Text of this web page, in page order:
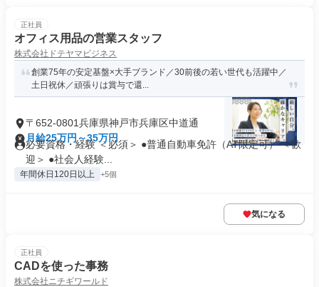
正社員
オフィス用品の営業スタッフ
株式会社ドテヤマビジネス
創業75年の安定基盤×大手ブランド／30前後の若い世代も活躍中／
土日祝休／頑張りは賞与で還...
〒652-0801兵庫県神戸市兵庫区中道通
月給25万円～35万円
必要資格・経験 ＜必須＞ ●普通自動車免許（AT限定可） ＜歓
迎＞ ●社会人経験...
年間休日120日以上 +5個
気になる
正社員
CADを使った事務
株式会社ニチギワールド